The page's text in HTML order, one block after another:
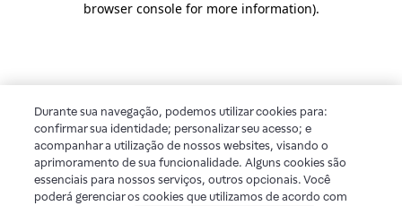
browser console for more information).
Durante sua navegação, podemos utilizar cookies para:
confirmar sua identidade; personalizar seu acesso; e
acompanhar a utilização de nossos websites, visando o
aprimoramento de sua funcionalidade. Alguns cookies são
essenciais para nossos serviços, outros opcionais. Você
poderá gerenciar os cookies que utilizamos de acordo com